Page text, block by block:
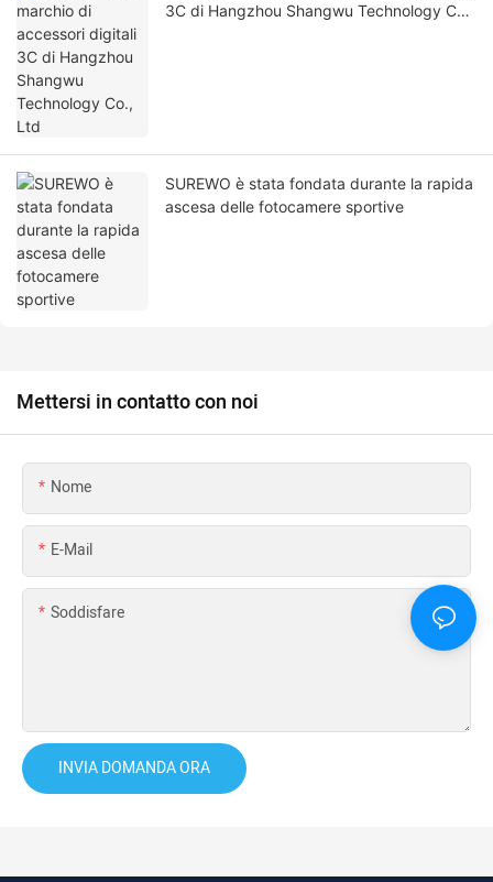
3C di Hangzhou Shangwu Technology Co.,
SUREWO è stata fondata durante la rapida
ascesa delle fotocamere sportive
Mettersi in contatto con noi
Nome
E-Mail
Soddisfare
INVIA DOMANDA ORA